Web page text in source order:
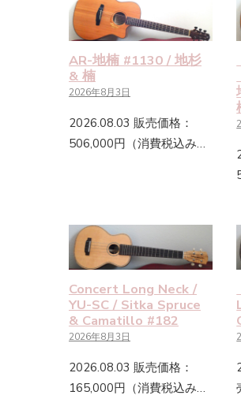
AR-地楠 #1130 / 地杉
& 楠
2026年8月3日
2026.08.03 販売価格：
506,000円（消費税込み…
Concert Long Neck /
YU-SC / Sitka Spruce
& Camatillo #182
2026年8月3日
2026.08.03 販売価格：
165,000円（消費税込み…